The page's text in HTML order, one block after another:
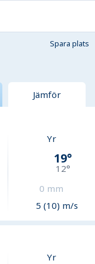
Spara plats
Jämför
Yr
19°
12°
0 mm
5 (10) m/s
Yr